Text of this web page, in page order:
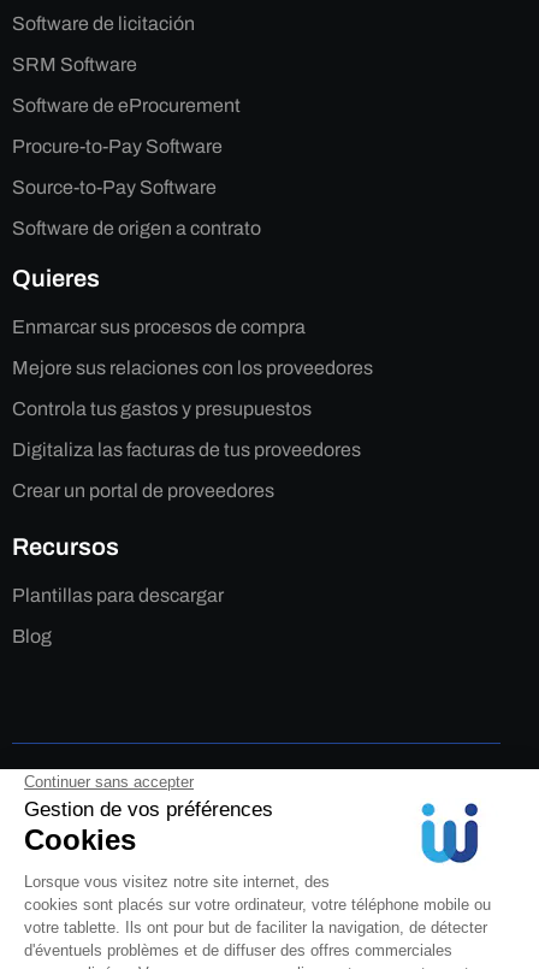
Software de licitación
SRM Software
Software de eProcurement
Procure-to-Pay Software
Source-to-Pay Software
Software de origen a contrato
Quieres
Enmarcar sus procesos de compra
Mejore sus relaciones con los proveedores
Controla tus gastos y presupuestos
Digitaliza las facturas de tus proveedores
Crear un portal de proveedores
Recursos
Plantillas para descargar
Blog